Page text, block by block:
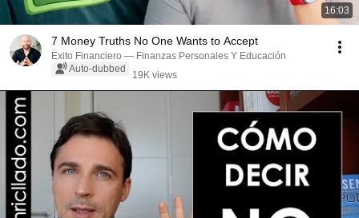
16:03
7 Money Truths No One Wants to Accept
Éxito Financiero — Finanzas Personales Y Educación
Auto-dubbed
19K views